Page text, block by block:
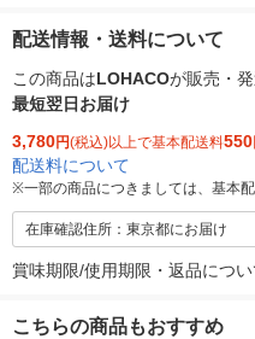
配送情報・送料について
この商品はLOHACOが販売・発
最短翌日お届け
3,780円(税込)以上で基本配送料550
配送料について
※一部の商品につきましては、基本
在庫確認住所：東京都にお届け
賞味期限/使用期限・返品につい
こちらの商品もおすすめ